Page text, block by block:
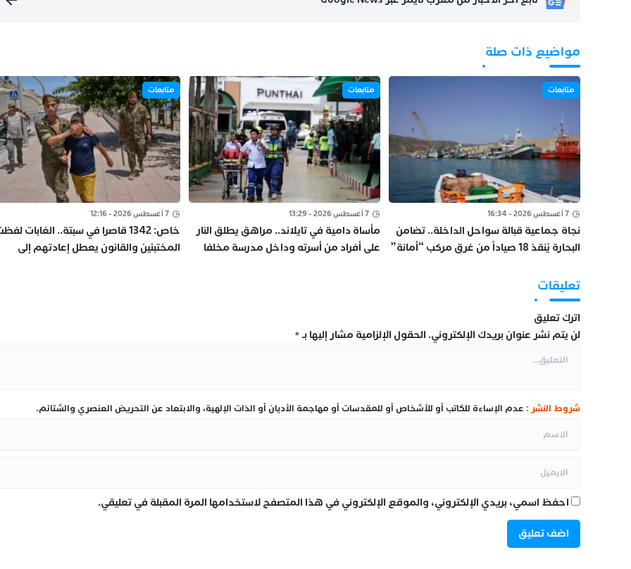
مواضيع ذات صلة
متابعات
7 أغسطس 2026 - 16:34
نجاة جماعية قبالة سواحل الداخلة.. تضامن
البحارة يُنقذ 18 صياداً من غرق مركب “أمانة”
متابعات
7 أغسطس 2026 - 13:29
مأساة دامية في تايلاند.. مراهق يطلق النار
على أفراد من أسرته وداخل مدرسة مخلفا
متابعات
7 أغسطس 2026 - 12:16
خاص: 1342 قاصرا في سبتة.. الغابات
المختبئين والقانون يعطل إعادتهم إلى
تعليقات
اترك تعليق
لن يتم نشر عنوان بريدك الإلكتروني. الحقول الإلزامية مشار إليها بـ*
شروط النشر : عدم الإساءة للكاتب أو للأشخاص أو للمقدسات أو مهاجمة الأديان أو الذات الإلهية، والابتعاد عن التحريض العنصري والشتائم.
احفظ اسمي، بريدي الإلكتروني، والموقع الإلكتروني في هذا المتصفح لاستخدامها المرة المقبلة في تعليقي.